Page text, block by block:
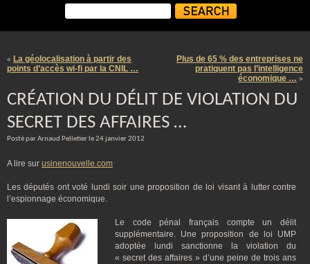
« La géolocalisation à partir des
points d’accès wi-fi par la CNIL …
Plus de 65 % des entreprises ne
pratiquent pas l’intelligence
économique … »
CRÉATION DU DÉLIT DE VIOLATION DU
SECRET DES AFFAIRES …
Posté par Arnaud Pelletier le 24 janvier 2012
A lire sur usinenouvelle.com
Les députés ont voté lundi soir une proposition de loi visant à lutter contre
l’espionnage économique.
Le code pénal français compte un délit
supplémentaire. Une proposition de loi UMP
adoptée lundi sanctionne la violation du
« secret des affaires » d’une peine de trois ans